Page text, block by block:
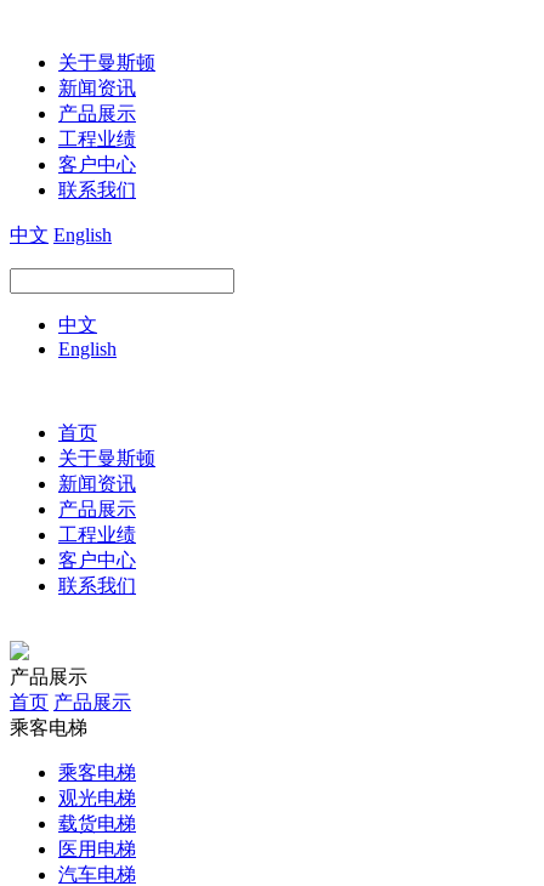
关于曼斯顿
新闻资讯
产品展示
工程业绩
客户中心
联系我们
中文 English
中文
English
首页
关于曼斯顿
新闻资讯
产品展示
工程业绩
客户中心
联系我们
产品展示
首页 产品展示
乘客电梯
乘客电梯
观光电梯
载货电梯
医用电梯
汽车电梯